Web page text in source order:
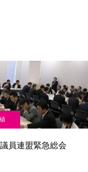
員連盟緊急総会